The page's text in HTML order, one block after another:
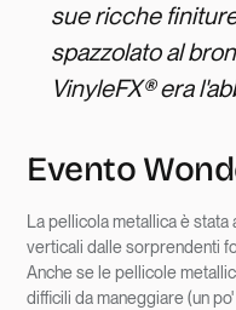
sue ricche
spazzolato al
VinyleFX® era
Evento
La pellicola metallica è
verticali dalle sorprendenti
Anche se le pellicole
difficili da maneggiare (un